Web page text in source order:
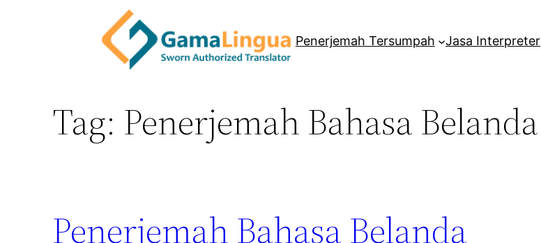
Penerjemah Tersumpah Jasa Interpreter
Tag: Penerjemah Bahasa Belanda
Penerjemah Bahasa Belanda